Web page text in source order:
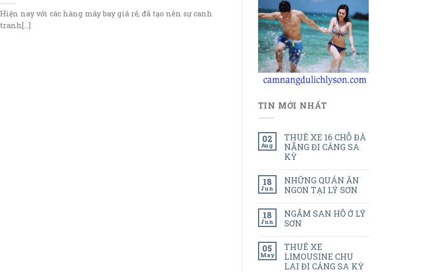
Hiện nay với các hàng máy bay giá rẻ, đã tạo nên sự canh
tranh[...]
TIN MỚI NHẤT
02
Aug
THUÊ XE 16 CHỖ ĐÀ
NẴNG ĐI CẢNG SA
KỲ
18
Jun
NHỮNG QUÁN ĂN
NGON TẠI LÝ SƠN
18
Jun
NGẮM SAN HÔ Ở LÝ
SƠN
05
May
THUÊ XE
LIMOUSINE CHU
LAI ĐI CẢNG SA KỲ